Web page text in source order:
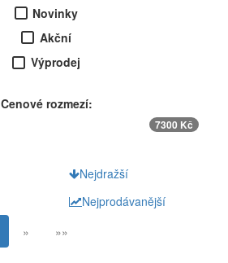
Novinky
Akční
Výprodej
Cenové rozmezí:
7300 Kč
Nejdražší
Nejprodávanější
» »»